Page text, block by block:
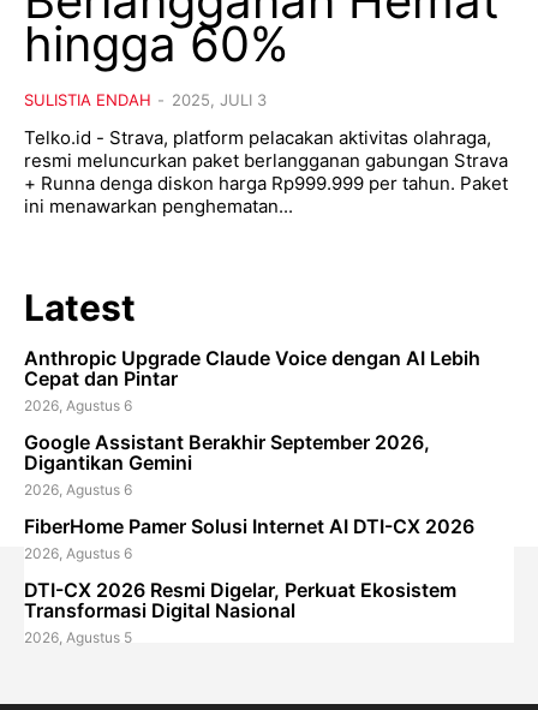
hingga 60%
SULISTIA ENDAH - 2025, JULI 3
Telko.id - Strava, platform pelacakan aktivitas olahraga,
resmi meluncurkan paket berlangganan gabungan Strava
+ Runna denga diskon harga Rp999.999 per tahun. Paket
ini menawarkan penghematan...
Latest
Anthropic Upgrade Claude Voice dengan AI Lebih
Cepat dan Pintar
2026, Agustus 6
Google Assistant Berakhir September 2026,
Digantikan Gemini
2026, Agustus 6
FiberHome Pamer Solusi Internet AI DTI-CX 2026
2026, Agustus 6
DTI-CX 2026 Resmi Digelar, Perkuat Ekosistem
Transformasi Digital Nasional
2026, Agustus 5